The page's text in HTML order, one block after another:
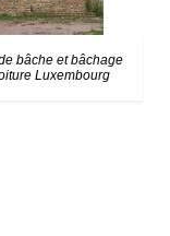
bâche et bâchage
Luxembourg